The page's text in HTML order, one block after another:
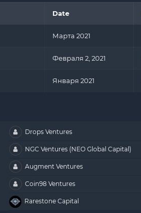
Date
Марта 2021
Февраля 2, 2021
Января 2021
Drops Ventures
NGC Ventures (NEO Global Capital)
Augment Ventures
Coin98 Ventures
Rarestone Capital